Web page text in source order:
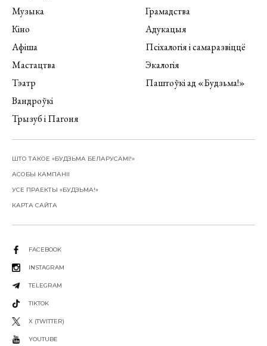
Музыка
Кіно
Афіша
Мастацтва
Тэатр
Вандроўкі
Трызуб і Пагоня
Грамадства
Адукацыя
Псіхалогія і самаразвіццё
Экалогія
Паштоўкі ад «Будзьма!»
ШТО ТАКОЕ «БУДЗЬМА БЕЛАРУСАМІ!»
АСОБЫ КАМПАНІІ
УСЕ ПРАЕКТЫ «БУДЗЬМА!»
КАРТА САЙТА
FACEBOOK
INSTAGRAM
TELEGRAM
TIKTOK
X (TWITTER)
YOUTUBE